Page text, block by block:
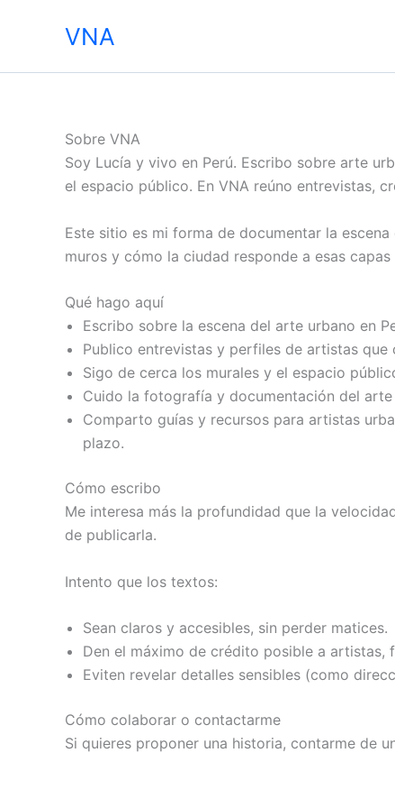
VNA
Sobre VNA
Soy Lucía y vivo en Perú. Escribo sobre arte
el espacio público. En VNA reúno entrevistas,
Este sitio es mi forma de documentar la
muros y cómo la ciudad responde a esas capas
Qué hago aquí
Escribo sobre la escena del arte urbano en
Publico entrevistas y perfiles de artistas
Sigo de cerca los murales y el espacio
Cuido la fotografía y documentación del
Comparto guías y recursos para artistas
plazo.
Cómo escribo
Me interesa más la profundidad que la
de publicarla.
Intento que los textos:
Sean claros y accesibles, sin perder matices.
Den el máximo de crédito posible a
Eviten revelar detalles sensibles (como
Cómo colaborar o contactarme
Si quieres proponer una historia, contarme de